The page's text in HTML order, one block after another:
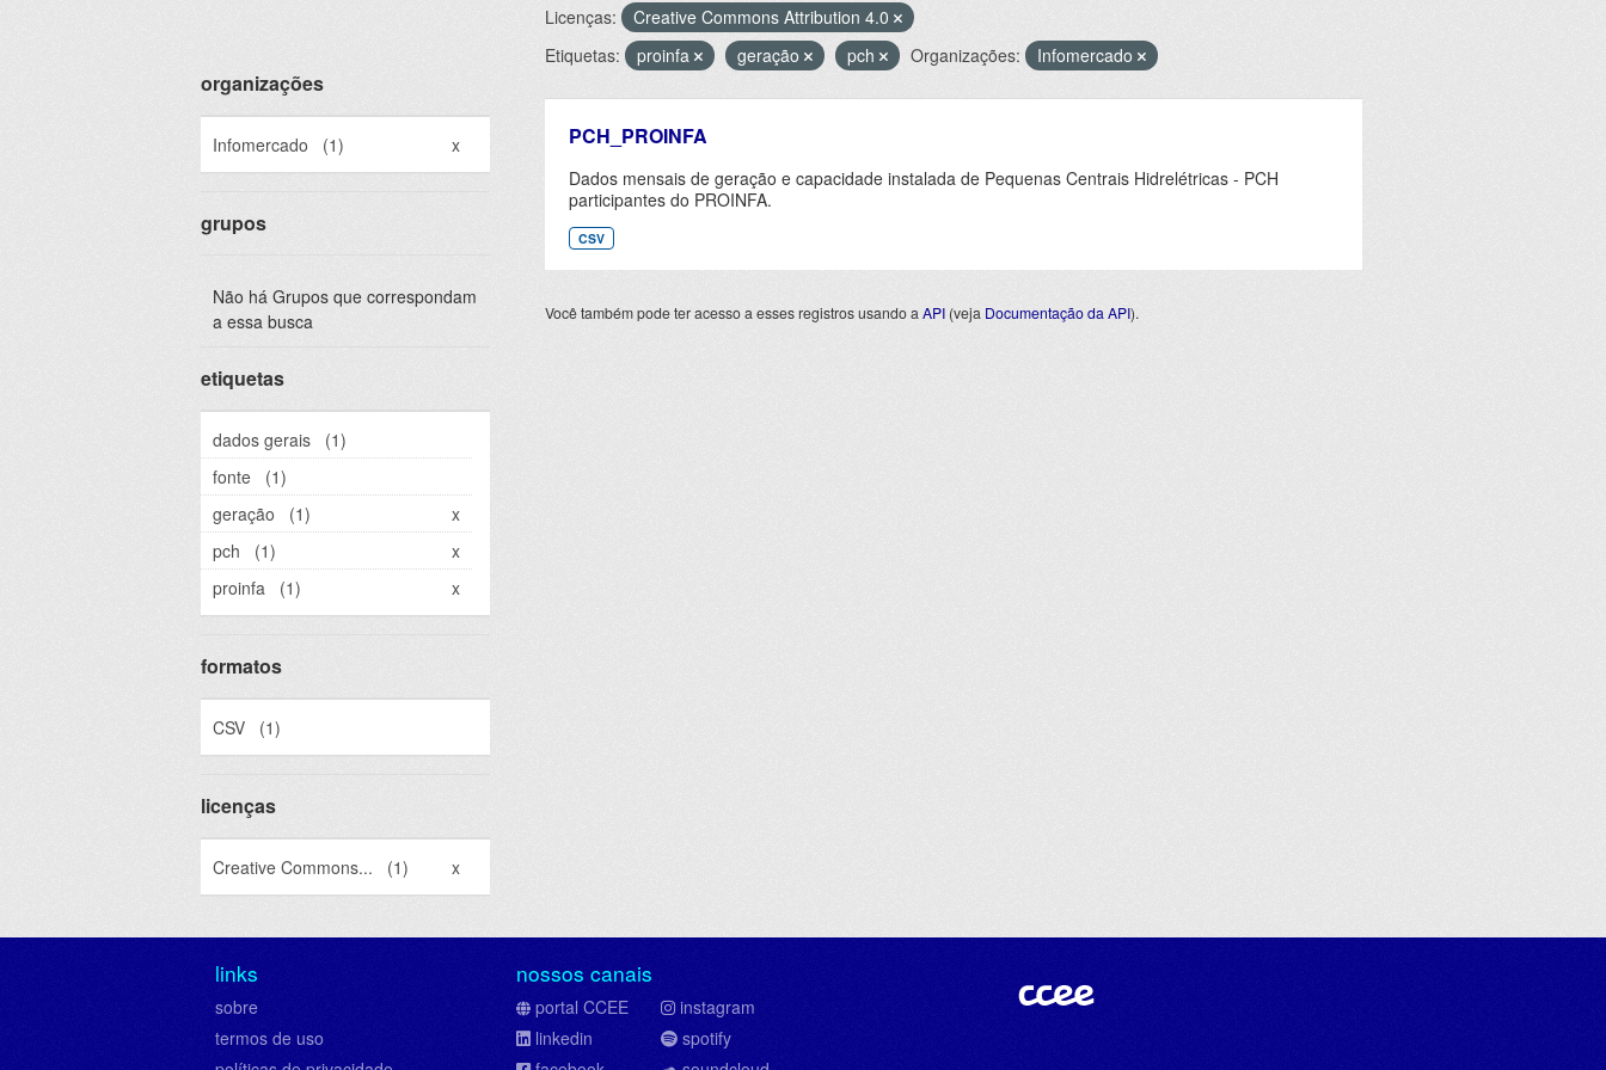
organizações
Infomercado (1) x
grupos
Não há Grupos que correspondam
a essa busca
etiquetas
dados gerais
(1)
fonte
(1)
geração
(1)
x
pch
(1)
x
proinfa
(1) x
formatos
CSV (1)
licenças
Creative Commons... (1) x
Licenças:
Creative Commons Attribution 4.0
Etiquetas:
proinfa geração pch Organizações: Infomercado
PCH_PROINFA
Dados mensais de geração e capacidade instalada de Pequenas Centrais Hidrelétricas - PCH
participantes do PROINFA.
CSV
Você também pode ter acesso a esses registros usando a API (veja Documentação da API).
links
sobre
termos de uso
nossos canais
portal CCEE
linkedin
instagram
spotify